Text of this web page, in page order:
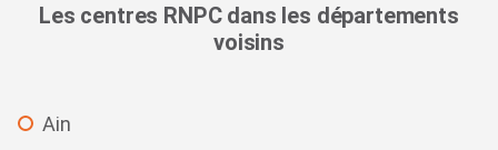
Les centres RNPC dans les départements
voisins
Ain